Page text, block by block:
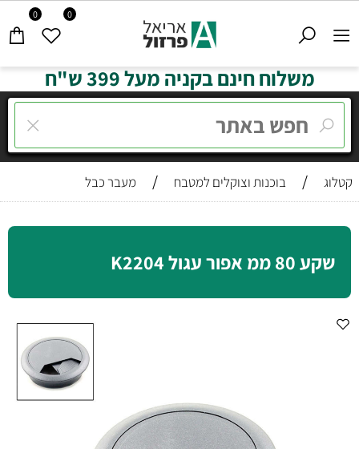
0 0
משלוח חינם בקניה מעל 399 ש"ח
קטלוג / בוכנות וצוקלים למטבח / מעבר כבל
שקע 80 ממ אפור עגול K2204